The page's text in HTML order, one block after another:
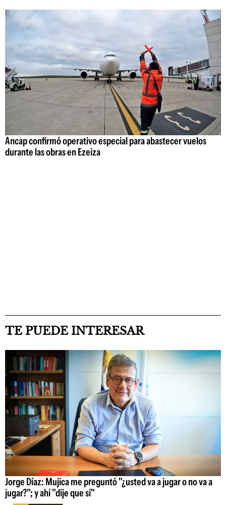
Ancap confirmó operativo especial para abastecer vuelos
durante las obras en Ezeiza
TE PUEDE INTERESAR
Jorge Díaz: Mujica me preguntó "¿usted va a jugar o no va a
jugar?"; y ahí "dije que sí"